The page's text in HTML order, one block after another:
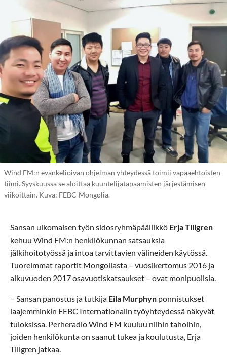
Wind FM:n evankelioivan ohjelman yhteydessä toimii vapaaehtoisten
tiimi. Syyskuussa se aloittaa kuuntelijatapaamisten järjestämisen
viikoittain. Kuva: FEBC-Mongolia.
Sansan ulkomaisen työn sidosryhmäpäällikkö Erja Tillgren
kehuu Wind FM:n henkilökunnan satsauksia
jälkihoitotyössä ja intoa tarvittavien välineiden käytössä.
Tuoreimmat raportit Mongoliasta – vuosikertomus 2016 ja
alkuvuoden 2017 osavuotiskatsaukset – ovat monipuolisia.
− Sansan panostus ja tutkija Eila Murphyn ponnistukset
laajemminkin FEBC Internationalin työyhteydessä näkyvät
tuloksissa. Perheradio Wind FM kuuluu niihin tahoihin,
joiden henkilökunta on saanut tukea ja koulutusta, Erja
Tillgren jatkaa.